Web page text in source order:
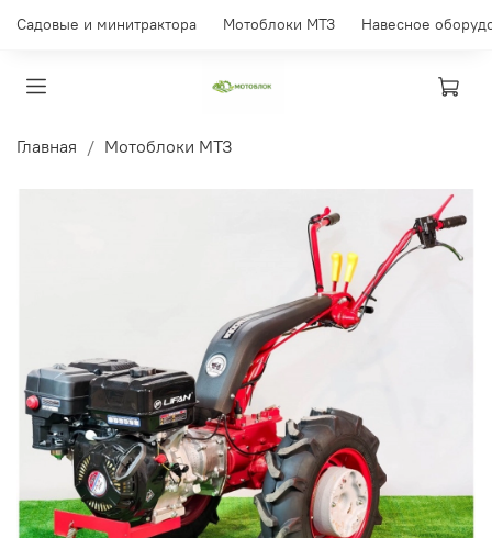
Садовые и минитрактора Мотоблоки МТЗ Навесное
Главная Мотоблоки МТЗ